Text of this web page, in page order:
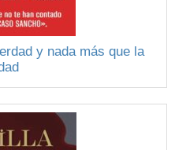
y nada más que la